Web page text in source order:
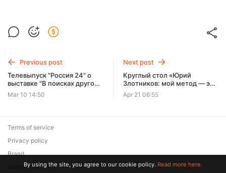
Previous post
Телевыпуск "Россия 24" о
выставке "В поисках другого
искусства в собрании Марка
Курцера". Отдел личных
Mar 10 14:50
Next post
Круглый стол «Юрий
Злотников: мой метод — это
исследование» к выставке
"Вперёд, к Злотникову!" в
Apr 21 06:55
Terms of service
Privacy policy
Brand
SupportBy using the site, you agree to our cookie policy. Read more here.